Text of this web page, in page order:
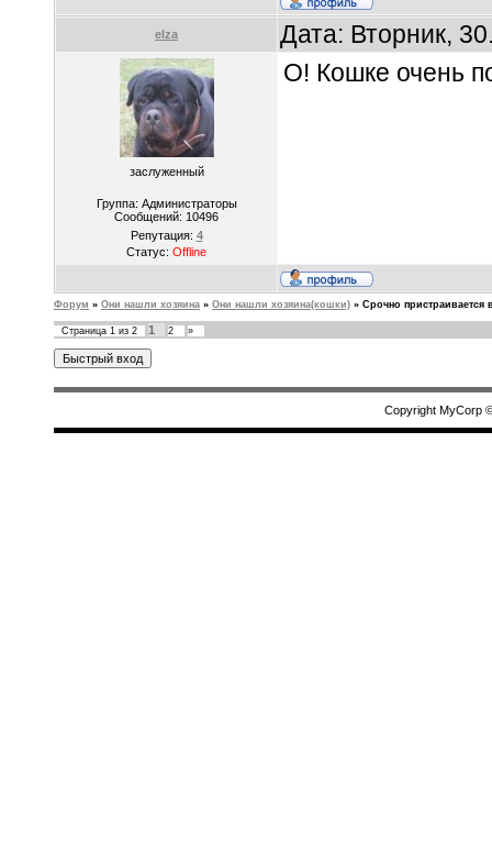
elza Дата: Вторник,
заслуженный
Группа: Администраторы
Сообщений: 10496
Репутация: 4
Статус: Offline
О! Кошке очень
Форум » Они нашли хозяина » Они нашли хозяина(кошки) » Срочно пристраивается
Страница 1 из 2 1 2 »
Copyright MyCorp